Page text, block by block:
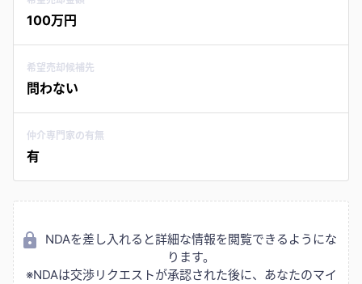
100万円
希望売却候補先
問わない
仲介専門家の有無
有
NDAを差し入れると詳細な情報を閲覧できるようにな
ります。
※NDAは交渉リクエストが承認された後に、あなたのマイ